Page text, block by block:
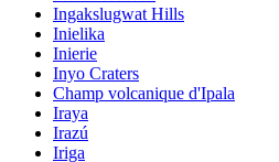
Ingakslugwat Hills
Inielika
Inierie
Inyo Craters
Champ volcanique d'Ipala
Iraya
Irazú
Iriga